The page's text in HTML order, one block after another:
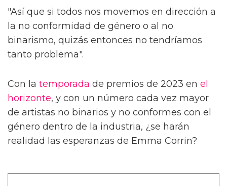
"Así que si todos nos movemos en dirección a
la no conformidad de género o al no
binarismo, quizás entonces no tendríamos
tanto problema".
Con la temporada de premios de 2023 en el
horizonte, y con un número cada vez mayor
de artistas no binarios y no conformes con el
género dentro de la industria, ¿se harán
realidad las esperanzas de Emma Corrin?